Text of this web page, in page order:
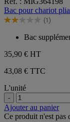
sur
5
étoiles.
avis
Bac pour chariot
(1)
2.0
étoiles.
avis
Bac
35,90 € HT
43,08 € TTC
L'unité
-
Ajouter au panier
Ce produit n'est pas